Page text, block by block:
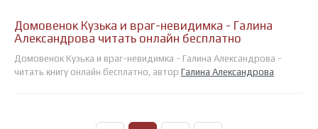
Домовенок Кузька и враг-невидимка - Галина
Александрова читать онлайн бесплатно
Домовенок Кузька и враг-невидимка - Галина Александрова -
читать книгу онлайн бесплатно, автор Галина Александрова